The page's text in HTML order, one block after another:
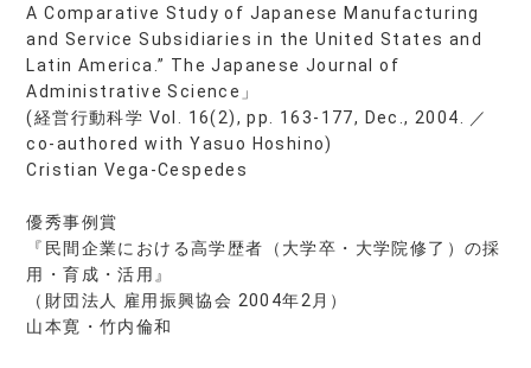
A Comparative Study of Japanese Manufacturing
and Service Subsidiaries in the United States and
Latin America.” The Japanese Journal of
Administrative Science」
(経営行動科学 Vol. 16(2), pp. 163-177, Dec., 2004. ／
co-authored with Yasuo Hoshino)
Cristian Vega-Cespedes
優秀事例賞
『民間企業における高学歴者（大学卒・大学院修了）の採
用・育成・活用』
（財団法人 雇用振興協会 2004年2月）
山本寛・竹内倫和